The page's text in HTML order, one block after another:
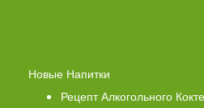
Новые Напитки
Рецепт Алкогольного